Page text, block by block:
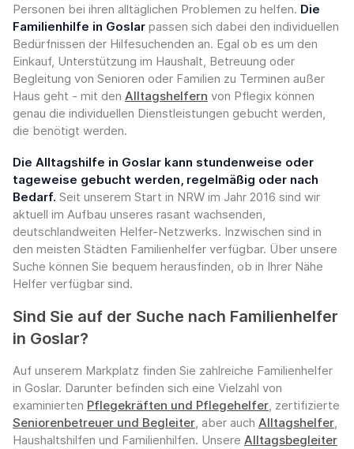
Personen bei ihren alltäglichen Problemen zu helfen. Die
Familienhilfe in Goslar passen sich dabei den individuellen
Bedürfnissen der Hilfesuchenden an. Egal ob es um den
Einkauf, Unterstützung im Haushalt, Betreuung oder
Begleitung von Senioren oder Familien zu Terminen außer
Haus geht - mit den Alltagshelfern von Pflegix können
genau die individuellen Dienstleistungen gebucht werden,
die benötigt werden.
Die Alltagshilfe in Goslar kann stundenweise oder
tageweise gebucht werden, regelmäßig oder nach
Bedarf. Seit unserem Start in NRW im Jahr 2016 sind wir
aktuell im Aufbau unseres rasant wachsenden,
deutschlandweiten Helfer-Netzwerks. Inzwischen sind in
den meisten Städten Familienhelfer verfügbar. Über unsere
Suche können Sie bequem herausfinden, ob in Ihrer Nähe
Helfer verfügbar sind.
Sind Sie auf der Suche nach Familienhelfer
in Goslar?
Auf unserem Markplatz finden Sie zahlreiche Familienhelfer
in Goslar. Darunter befinden sich eine Vielzahl von
examinierten Pflegekräften und Pflegehelfer, zertifizierte
Seniorenbetreuer und Begleiter, aber auch Alltagshelfer,
Haushaltshilfen und Familienhilfen. Unsere Alltagsbegleiter